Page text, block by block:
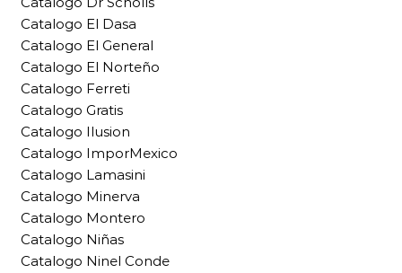
Catalogo El Dasa
Catalogo El General
Catalogo El Norteño
Catalogo Ferreti
Catalogo Gratis
Catalogo Ilusion
Catalogo ImporMexico
Catalogo Lamasini
Catalogo Minerva
Catalogo Montero
Catalogo Niñas
Catalogo Ninel Conde